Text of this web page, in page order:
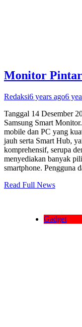
Monitor
Redaksi6 years ago6
Tanggal 14 Desember
Samsung Smart
mobile dan PC yang
jauh serta Smart Hub,
komprehensif, serupa
menyediakan banyak
smartphone. Pengguna
Read Full News
Gadget